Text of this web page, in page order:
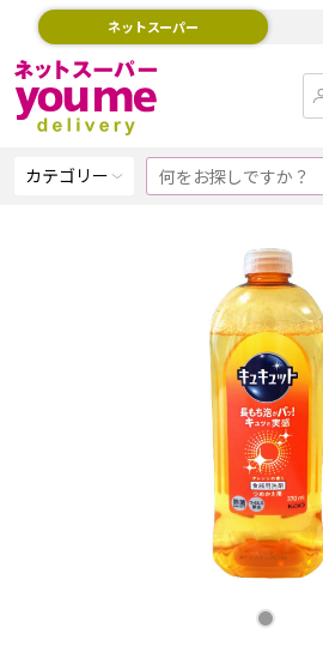
ネットスーパー
カテゴリー